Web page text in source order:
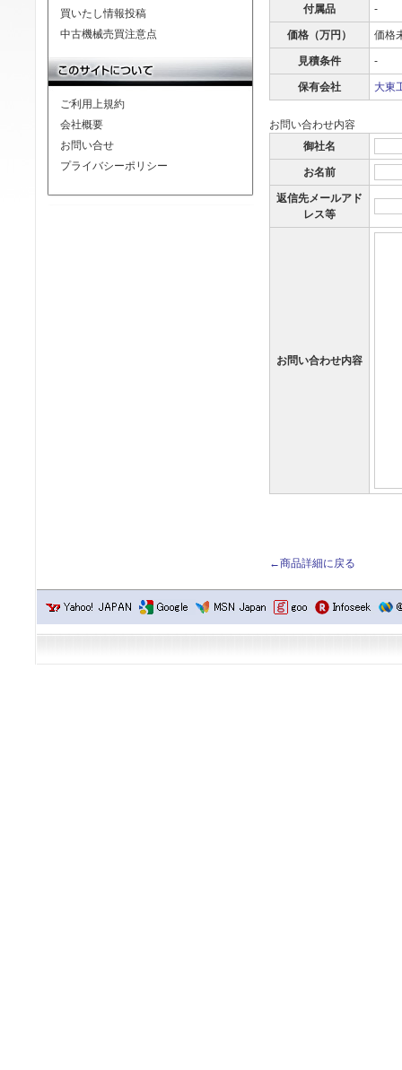
付属品 -
価格（万円） 価格
見積条件 -
保有会社 大東
お問い合わせ内容
御社名
お名前
返信先メールアド
レス等
お問い合わせ内容
←商品詳細に戻る
買いたし情報投稿
中古機械売買注意点
ご利用上規約
会社概要
お問い合せ
プライバシーポリシー